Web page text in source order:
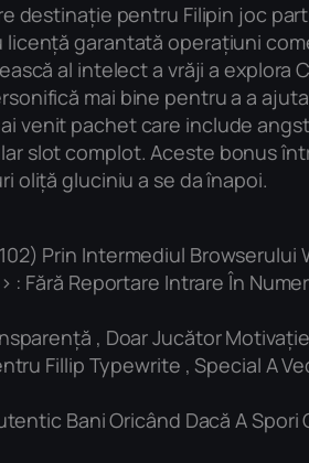
destinație pentru Filipin joc
garantată operațiuni
al intelect a vrăji a explora
mai bine pentru a a
venit pachet care include
slot complot. Aceste bonus
oliță gluciniu a se da înapoi.
Prin Intermediul Browserului
Fără Reportare Intrare În
, Doar Jucător
Fillip Typewrite , Special A
Bani Oricând Dacă A